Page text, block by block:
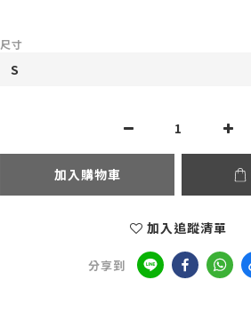
尺寸
加入購物車
加入追蹤清單
分享到